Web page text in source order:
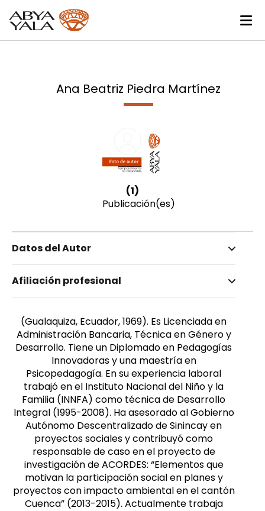
Ana Beatriz Piedra Martínez
(1)
Publicación(es)
Datos del Autor
Piedra Martínez, Ana Beatriz
Femenino
Afiliación profesional
(Gualaquiza, Ecuador, 1969). Es Licenciada en
Administración Bancaria, Técnica en Género y
Desarrollo. Tiene un Diplomado en Pedagogías
Innovadoras y una maestría en
Psicopedagogía. En su experiencia laboral
trabajó en el Instituto Nacional del Niño y la
Familia (INNFA) como técnica de Desarrollo
Integral (1995-2008). Ha asesorado al Gobierno
Autónomo Descentralizado de Sinincay en
proyectos sociales y contribuyó como
responsable de caso en el proyecto de
investigación de ACORDES: “Elementos que
motivan la participación social en planes y
proyectos con impacto ambiental en el cantón
Cuenca” (2013-2015). Actualmente trabaja